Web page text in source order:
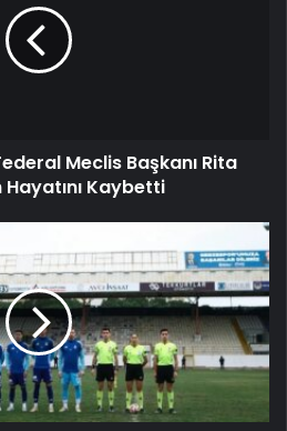
Meclis Başkanı Rita
Kaybetti